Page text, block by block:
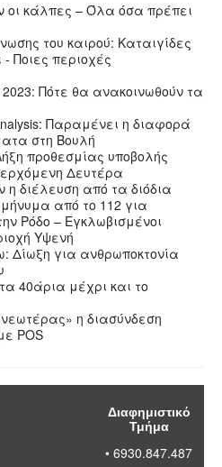
οι κάλπες – Όλα όσα πρέπει
του καιρού: Καταιγίδες
Ποιες περιοχές
2023: Πότε θα ανακοινωθούν τα
Παραμένει η διαφορά
στη Βουλή
προθεσμίας υποβολής
Δευτέρα
διέλευση από τα διόδια
από το 112 για
Ρόδο – Εγκλωβισμένοι
Υψενή
Δίωξη για ανθρωποκτονία
40άρια μέχρι και το
η διασύνδεση
POS
Διαφημιστικό
Τμήμα
• 6930.847.487